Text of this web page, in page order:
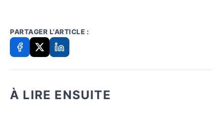
PARTAGER L'ARTICLE :
À LIRE ENSUITE